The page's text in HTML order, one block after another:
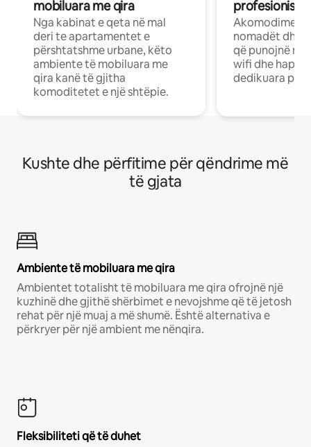
mobiluara me qira
Nga kabinat e qeta në mal
deri te apartamentet e
përshtatshme urbane, këto
ambiente të mobiluara me
qira kanë të gjitha
komoditetet e një shtëpie.
Akomodime
nomadët dhe
që punojnë në
wifi dhe
dedikuara
Kushte dhe përfitime për qëndrime më
të gjata
Ambiente të mobiluara me qira
Ambientet totalisht të mobiluara me qira ofrojnë një
kuzhinë dhe gjithë shërbimet e nevojshme që të jetosh
rehat për një muaj a më shumë. Është alternativa e
përkryer për një ambient me nënqira.
Fleksibiliteti që të duhet